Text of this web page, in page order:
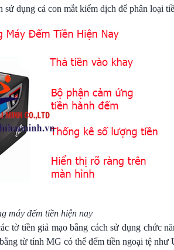
sử dụng cả con mắt kiểm dịch để phân loại
máy đếm tiền hiện nay
tờ tiền giả mạo bằng cách sử dụng chức
từ tính MG có thể đếm tiền ngoại tệ